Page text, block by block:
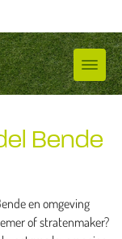
Bende
en omgeving
of stratenmaker?